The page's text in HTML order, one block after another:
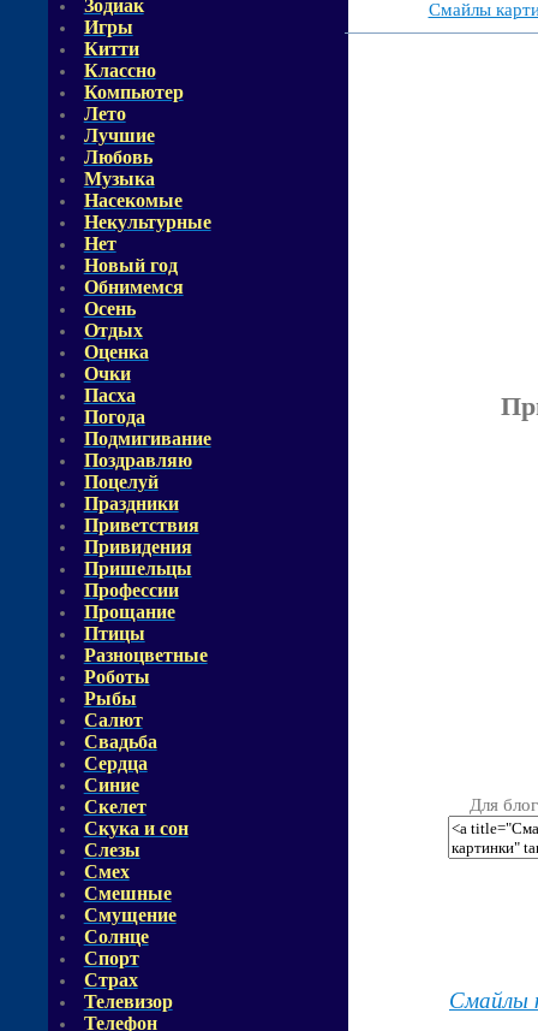
Зодиак
Игры
Китти
Классно
Компьютер
Лето
Лучшие
Любовь
Музыка
Насекомые
Некультурные
Нет
Новый год
Обнимемся
Осень
Отдых
Оценка
Очки
Пасха
Погода
Подмигивание
Поздравляю
Поцелуй
Праздники
Приветствия
Привидения
Пришельцы
Профессии
Прощание
Птицы
Разноцветные
Роботы
Рыбы
Салют
Свадьба
Сердца
Синие
Скелет
Скука и сон
Слезы
Смех
Смешные
Смущение
Солнце
Спорт
Страх
Телевизор
Телефон
Смайлы
Для
Смайлы